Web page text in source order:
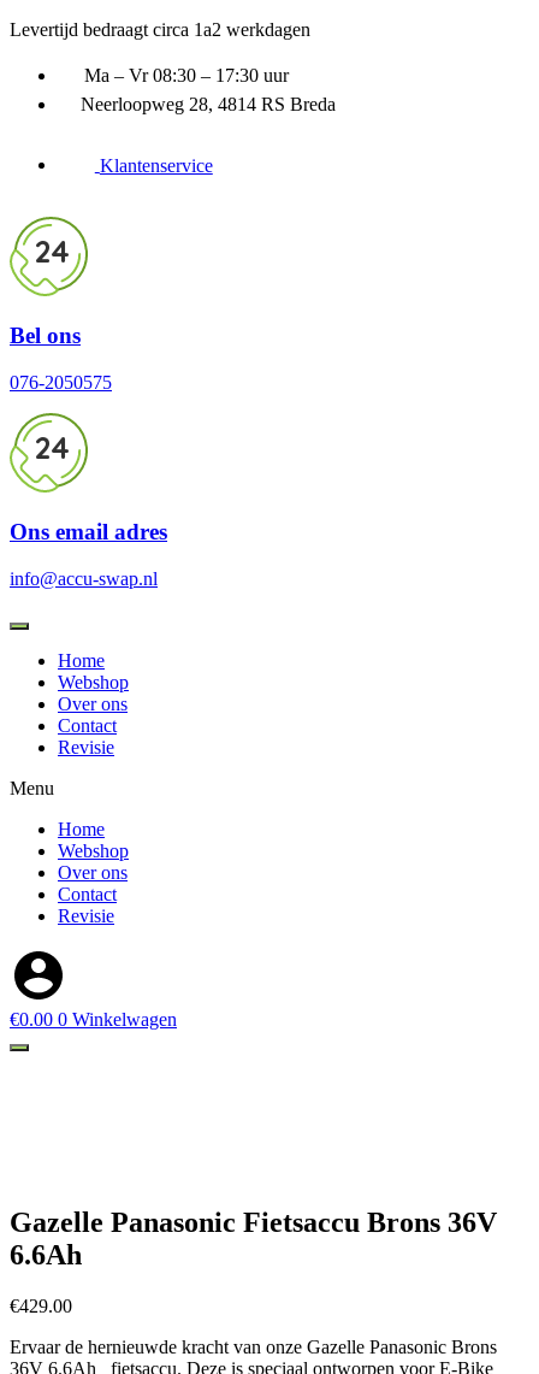
Ga
inhoud
Levertijd bedraagt circa 1a2 werkdagen
Ma – Vr 08:30 – 17:30 uur
Neerloopweg 28, 4814 RS Breda
Klantenservice
24
Bel ons
076-2050575
24
Ons email adres
info@accu-swap.nl
Producten
Home
Webshop
Over ons
Contact
Revisie
Menu
Home
Webshop
Over ons
Contact
Revisie
€0.00 0 Winkelwagen
Producten
Gazelle Panasonic Fietsaccu Brons 36V
6.6Ah
€429.00
Ervaar de hernieuwde kracht van onze Gazelle Panasonic Brons
36V 6.6Ah fietsaccu. Deze is speciaal ontworpen voor E-Bike